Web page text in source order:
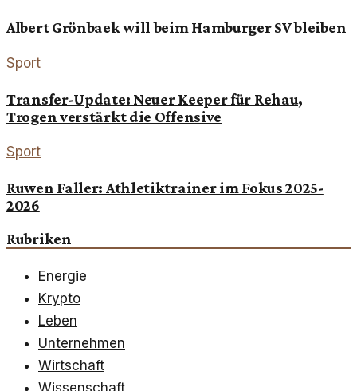
Albert Grönbaek will beim Hamburger SV bleiben
Sport
Transfer-Update: Neuer Keeper für Rehau,
Trogen verstärkt die Offensive
Sport
Ruwen Faller: Athletiktrainer im Fokus 2025-
2026
Rubriken
Energie
Krypto
Leben
Unternehmen
Wirtschaft